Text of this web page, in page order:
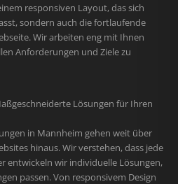
responsiven Layout, das sich
sondern auch die fortlaufende
Wir arbeiten eng mit Ihnen
Anforderungen und Ziele zu
Lösungen für Ihren
in Mannheim gehen weit über
hinaus. Wir verstehen, dass jede
entwickeln wir individuelle Lösungen,
passen. Von responsivem Design